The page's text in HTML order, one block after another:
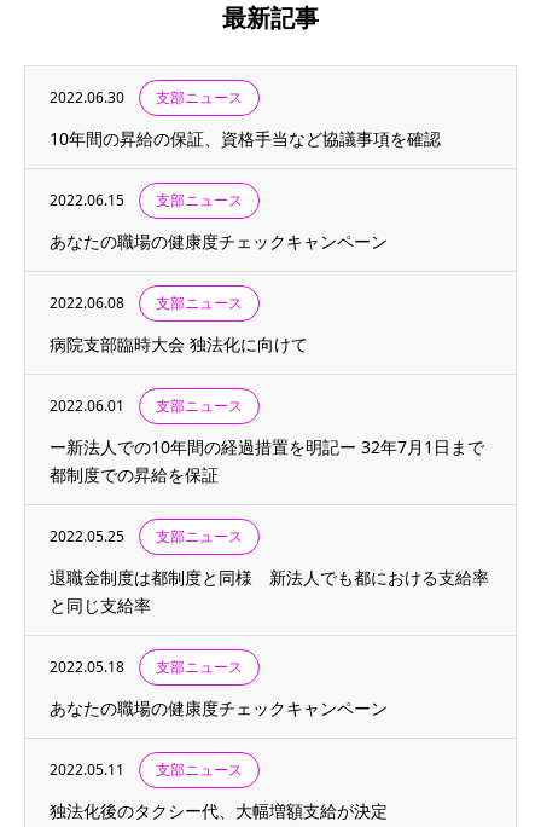
最新記事
2022.06.30 支部ニュース
10年間の昇給の保証、資格手当など協議事項を確認
2022.06.15 支部ニュース
あなたの職場の健康度チェックキャンペーン
2022.06.08 支部ニュース
病院支部臨時大会 独法化に向けて
2022.06.01 支部ニュース
ー新法人での10年間の経過措置を明記ー 32年7月1日まで
都制度での昇給を保証
2022.05.25 支部ニュース
退職金制度は都制度と同様 新法人でも都における支給率
と同じ支給率
2022.05.18 支部ニュース
あなたの職場の健康度チェックキャンペーン
2022.05.11 支部ニュース
独法化後のタクシー代、大幅増額支給が決定